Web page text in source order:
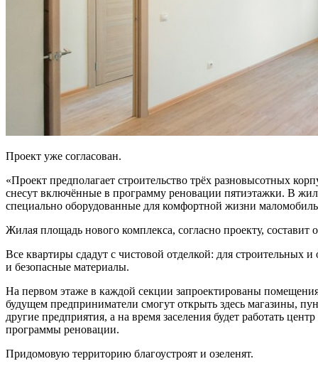
Проект уже согласован.
«Проект предполагает строительство трёх разновысотных
снесут включённые в программу реновации пятиэтажки. В
специально оборудованные для комфортной жизни
Жилая площадь нового комплекса, согласно проекту, составит
Все квартиры сдадут с чистовой отделкой: для строительных
и безопасные материалы.
На первом этаже в каждой секции запроектированы
будущем предприниматели смогут открыть здесь магазины,
другие предприятия, а на время заселения будет работать
программы реновации.
Придомовую территорию благоустроят и озеленят.